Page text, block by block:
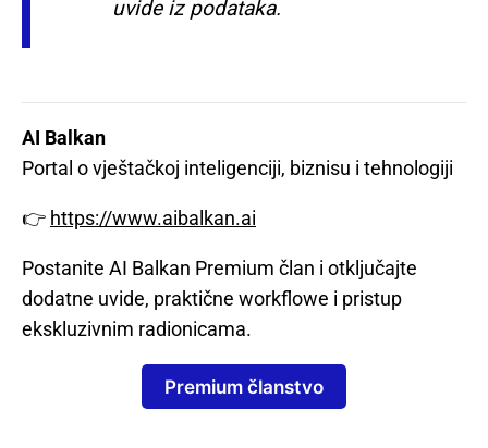
uvide iz podataka.
AI Balkan
Portal o vještačkoj inteligenciji, biznisu i tehnologiji
👉 https://www.aibalkan.ai
Postanite AI Balkan Premium član i otključajte
dodatne uvide, praktične workflowe i pristup
ekskluzivnim radionicama.
Premium članstvo